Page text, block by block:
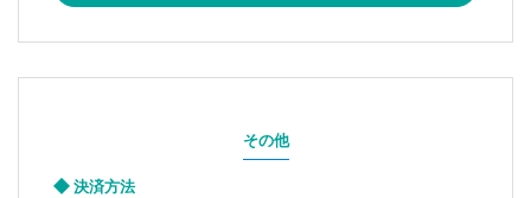
その他
決済方法